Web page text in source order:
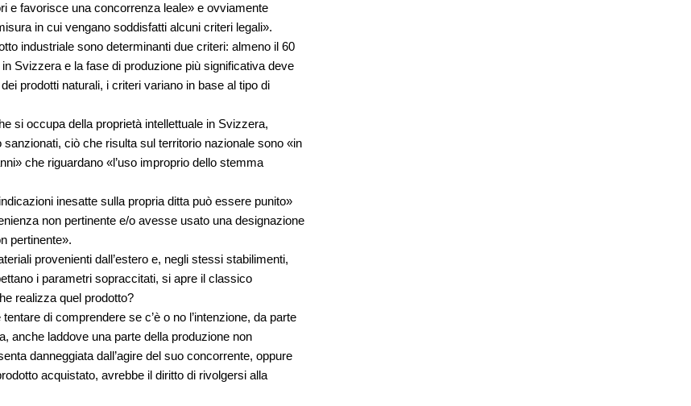
e favorisce una concorrenza leale» e ovviamente
in cui vengano soddisfatti alcuni criteri legali».
industriale sono determinanti due criteri: almeno il 60
Svizzera e la fase di produzione più significativa deve
prodotti naturali, i criteri variano in base al tipo di
si occupa della proprietà intellettuale in Svizzera,
ciò che risulta sul territorio nazionale sono «in
che riguardano «l’uso improprio dello stemma
inesatte sulla propria ditta può essere punito»
non pertinente e/o avesse usato una designazione
pertinente».
provenienti dall’estero e, negli stessi stabilimenti,
i parametri sopraccitati, si apre il classico
realizza quel prodotto?
di comprendere se c’è o no l’intenzione, da parte
anche laddove una parte della produzione non
danneggiata dall’agire del suo concorrente, oppure
acquistato, avrebbe il diritto di rivolgersi alla